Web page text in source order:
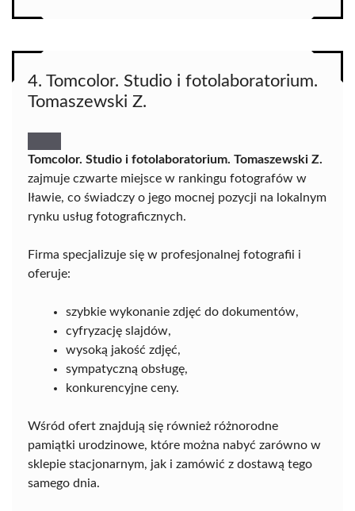
4. Tomcolor. Studio i fotolaboratorium.
Tomaszewski Z.
Tomcolor. Studio i fotolaboratorium. Tomaszewski Z.
zajmuje czwarte miejsce w rankingu fotografów w
Iławie, co świadczy o jego mocnej pozycji na lokalnym
rynku usług fotograficznych.
Firma specjalizuje się w profesjonalnej fotografii i
oferuje:
szybkie wykonanie zdjęć do dokumentów,
cyfryzację slajdów,
wysoką jakość zdjęć,
sympatyczną obsługę,
konkurencyjne ceny.
Wśród ofert znajdują się również różnorodne
pamiątki urodzinowe, które można nabyć zarówno w
sklepie stacjonarnym, jak i zamówić z dostawą tego
samego dnia.